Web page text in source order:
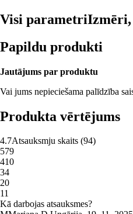
Visi parametri
Papildu produkti
Jautājums par produktu
Vai jums nepieciešama palīdzība
Produkta vērtējums
4.7Atsauksmju skaits (94)
579
410
34
20
11
Kā darbojas atsauksmes?